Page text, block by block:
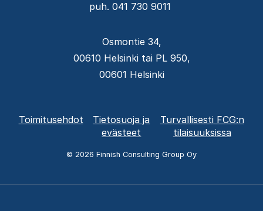
puh. 041 730 9011
Osmontie 34,
00610 Helsinki tai PL 950,
00601 Helsinki
Alatunnisteen
Toimitusehdot
Tietosuoja ja
evästeet
Turvallisesti FCG:n
tilaisuuksissa
© 2026 Finnish Consulting Group Oy